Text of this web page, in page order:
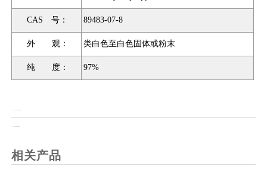
CAS 号： 89483-07-8
外 观： 类白色至白色固体或粉末
纯 度： 97%
相关产品